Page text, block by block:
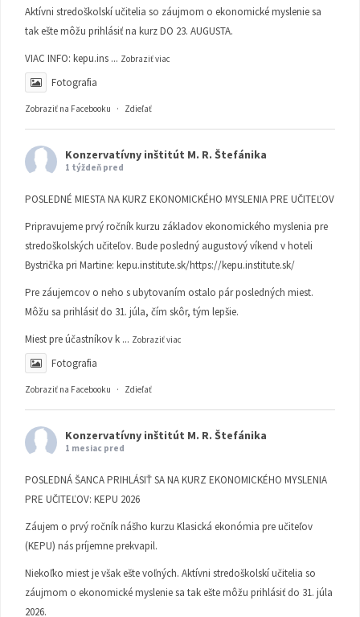
Aktívni stredoškolskí učitelia so záujmom o ekonomické myslenie sa
tak ešte môžu prihlásiť na kurz DO 23. AUGUSTA.
VIAC INFO: kepu.ins ... Zobraziť viac
Fotografia
Zobraziť na Facebooku · Zdieľať
Konzervatívny inštitút M. R. Štefánika
1 týždeň pred
POSLEDNÉ MIESTA NA KURZ EKONOMICKÉHO MYSLENIA PRE UČITEĽOV
Pripravujeme prvý ročník kurzu základov ekonomického myslenia pre
stredoškolských učiteľov. Bude posledný augustový víkend v hoteli
Bystrička pri Martine: kepu.institute.sk/https://kepu.institute.sk/
Pre záujemcov o neho s ubytovaním ostalo pár posledných miest.
Môžu sa prihlásiť do 31. júla, čím skôr, tým lepšie.
Miest pre účastníkov k ... Zobraziť viac
Fotografia
Zobraziť na Facebooku · Zdieľať
Konzervatívny inštitút M. R. Štefánika
1 mesiac pred
POSLEDNÁ ŠANCA PRIHLÁSIŤ SA NA KURZ EKONOMICKÉHO MYSLENIA
PRE UČITEĽOV: KEPU 2026
Záujem o prvý ročník nášho kurzu Klasická ekonómia pre učiteľov
(KEPU) nás príjemne prekvapil.
Niekoľko miest je však ešte voľných. Aktívni stredoškolskí učitelia so
záujmom o ekonomické myslenie sa tak ešte môžu prihlásiť do 31. júla
2026.